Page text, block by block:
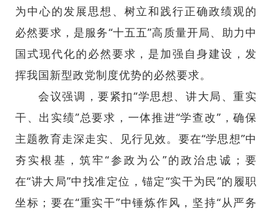
为中心的发展思想、树立和践行正确政绩观的
必然要求，是服务“十五五”高质量开局、助力中
国式现代化的必然要求，是加强自身建设，发
挥我国新型政党制度优势的必然要求。
会议强调，要紧扣“学思想、讲大局、重实
干、出实绩”总要求，一体推进“学查改”，确保
主题教育走深走实、见行见效。要在“学思想”中
夯实根基，筑牢“参政为公”的政治忠诚；要
在“讲大局”中找准定位，锚定“实干为民”的履职
坐标；要在“重实干”中锤炼作风，坚持“从严务